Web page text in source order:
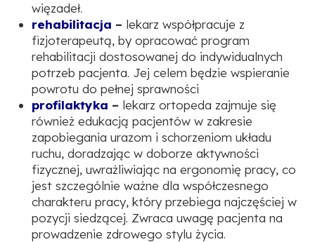
więzadeł.
rehabilitacja – lekarz współpracuje z
fizjoterapeutą, by opracować program
rehabilitacji dostosowanej do indywidualnych
potrzeb pacjenta. Jej celem będzie wspieranie
powrotu do pełnej sprawności
profilaktyka – lekarz ortopeda zajmuje się
również edukacją pacjentów w zakresie
zapobiegania urazom i schorzeniom układu
ruchu, doradzając w doborze aktywności
fizycznej, uwrażliwiając na ergonomię pracy, co
jest szczególnie ważne dla współczesnego
charakteru pracy, który przebiega najczęściej w
pozycji siedzącej. Zwraca uwagę pacjenta na
prowadzenie zdrowego stylu życia.